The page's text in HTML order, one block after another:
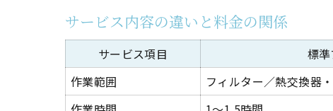
サービス内容の違いと料金の関係
サービス項目 標
作業範囲
フィルター／熱交換器